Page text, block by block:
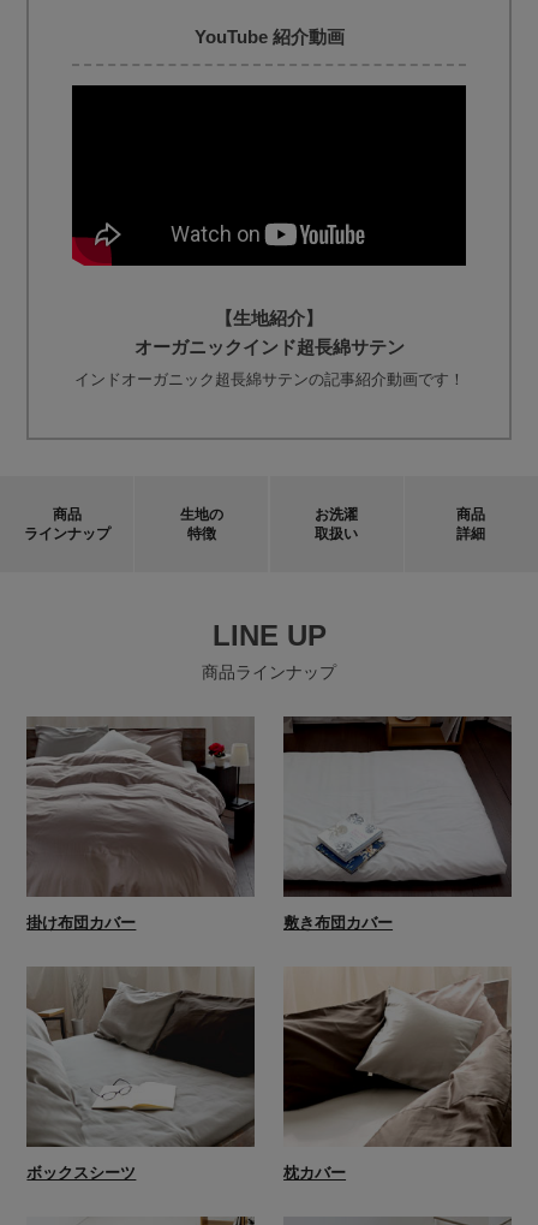
YouTube 紹介動画
【生地紹介】
オーガニックインド超長綿サテン
インドオーガニック超長綿サテンの記事紹介動画です！
商品
ラインナップ
生地の
特徴
お洗濯
取扱い
商品
詳細
LINE UP
商品ラインナップ
掛け布団カバー 敷き布団カバー
ボックスシーツ 枕カバー